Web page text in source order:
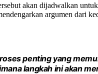
akan dijadwalkan
argumen dari
penting yang
langkah ini akan